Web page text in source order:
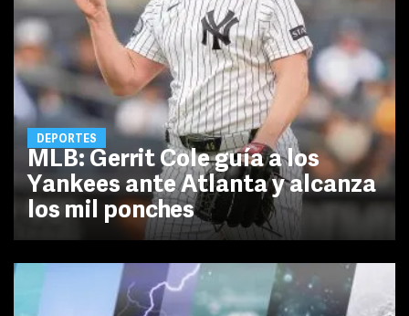
DEPORTES
MLB: Gerrit Cole guía a los
Yankees ante Atlanta y alcanza
los mil ponches